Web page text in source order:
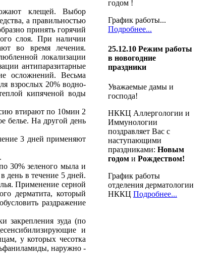
клещей. Выбор
а правильностью
принять горячий
слоя. При наличии
во время лечения.
локализации
антипаразитарные
осложнений. Весьма
взрослых 20% водно-
кипяченой воды
втирают по 10мин 2
белье. На другой день
3 дней применяют
30% зеленого мыла и
день в течение 5 дней.
Применение серной
дерматита, который
раздражение
закрепления зуда (по
и
у которых чесотка
наружно -
годом !
График работы...
Подробнее...
25.12.10 Режим работы
в новогодние
праздники
Уважаемые дамы и
господа!
НККЦ Аллергологии и
Иммунологии
поздравляет Вас с
наступающими
праздниками: Новым
годом и Рождеством!
График работы
отделения дерматологии
НККЦ Подробнее...